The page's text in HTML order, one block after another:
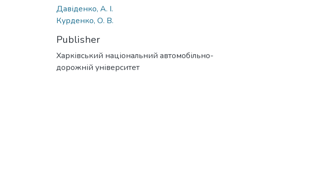
Давіденко, А. І.
Курденко, О. В.
Publisher
Харківський національний автомобільно-
дорожній університет